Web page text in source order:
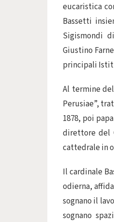
eucaristica
Bassetti
Sigismondi
Giustino
principali
Al termine
Perusiae”,
1878, poi
direttore del
cattedrale in
Il cardinale
odierna,
sognano il
sognano